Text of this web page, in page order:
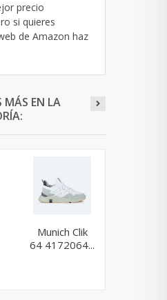
precio
si quieres
de Amazon haz
MÁS EN LA
Munich Clik
64 4172064...